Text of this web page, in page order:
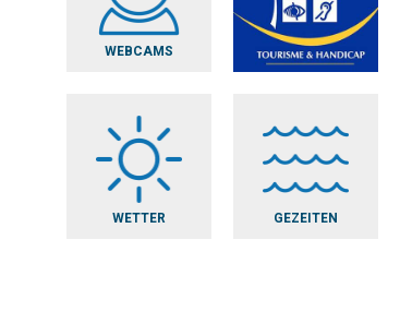
WEBCAMS
WETTER GEZEITEN